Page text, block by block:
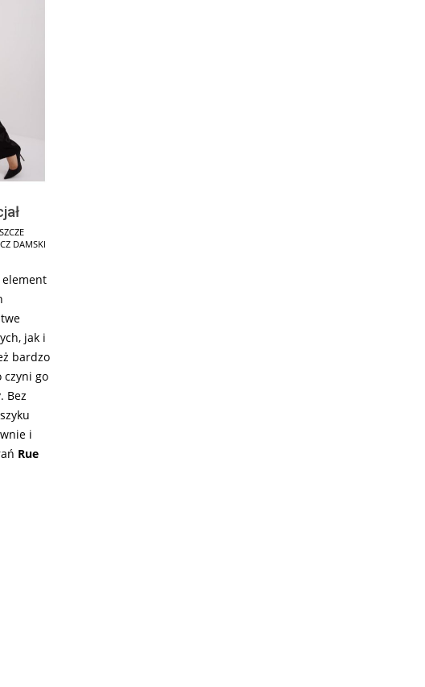
DAMSKI
element
jak i
bardzo
czyni go
Bez
i
Rue